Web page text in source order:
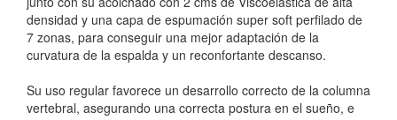
densidad y una capa de espumación super soft perfilado de
7 zonas, para conseguir una mejor adaptación de la
curvatura de la espalda y un reconfortante descanso.
Su uso regular favorece un desarrollo correcto de la columna
vertebral, asegurando una correcta postura en el sueño, e